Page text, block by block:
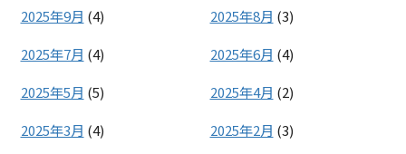
2025年9月 (4) 2025年8月 (3)
2025年7月 (4) 2025年6月 (4)
2025年5月 (5) 2025年4月 (2)
2025年3月 (4) 2025年2月 (3)